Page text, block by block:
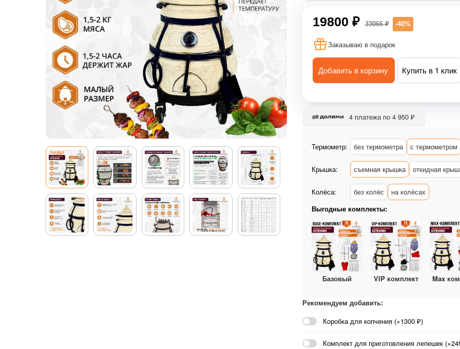
19800 ₽ 33066 ₽ -40%
Заказываю в подарок
Добавить в корзину Купить в 1 клик
4 платежа по 4 950 ₽
Термометр: без термометра с термометром
Крышка: съемная крышка откидная
Колёса: без колёс
на колёсах
Выгодные комплекты:
Базовый VIP комплект Max
Рекомендуем добавить:
Коробка для копчения (+1300 ₽)
Комплект для приготовления лепешек